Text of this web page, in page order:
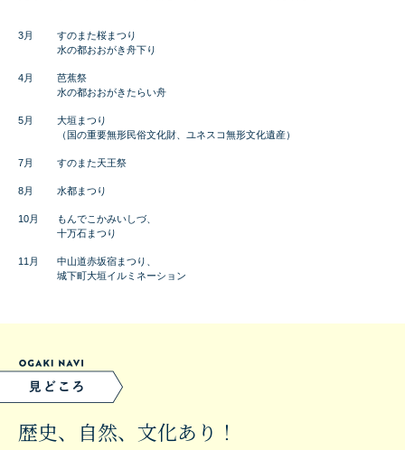
3月
すのまた桜まつり
水の都おおがき舟下り
4月
芭蕉祭
水の都おおがきたらい舟
5月
大垣まつり
（国の重要無形民俗文化財、ユネスコ無形文化遺産）
7月 すのまた天王祭
8月 水都まつり
10月
もんでこかみいしづ、
十万石まつり
11月
中山道赤坂宿まつり、
城下町大垣イルミネーション
歴史、自然、文化あり！